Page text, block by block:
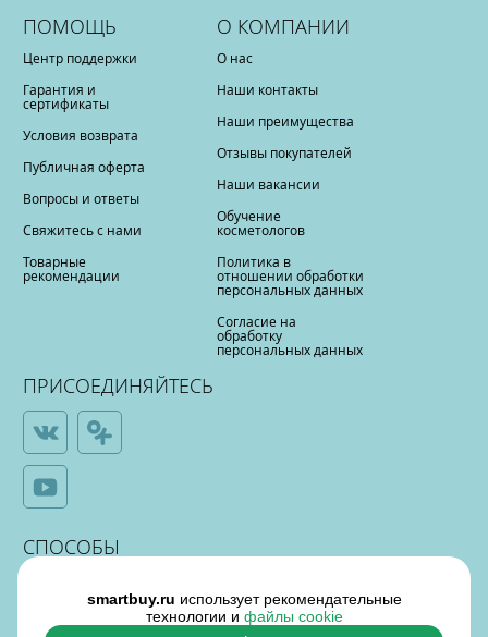
ПОМОЩЬ
Центр поддержки
Гарантия и
сертификаты
Условия возврата
Публичная оферта
Вопросы и ответы
Свяжитесь с нами
Товарные
рекомендации
О КОМПАНИИ
О нас
Наши контакты
Наши преимущества
Отзывы покупателей
Наши вакансии
Обучение
косметологов
Политика в
отношении обработки
персональных данных
Согласие на
обработку
персональных данных
ПРИСОЕДИНЯЙТЕСЬ
СПОСОБЫ
ОПЛАТЫ
smartbuy.ru использует рекомендательные
технологии и файлы cookie